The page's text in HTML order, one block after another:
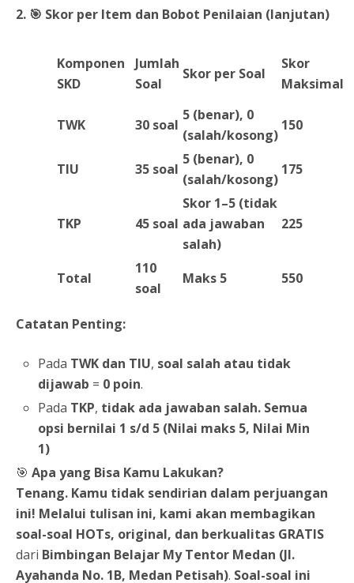
2. 🎯 Skor per Item dan Bobot Penilaian (lanjutan)
Komponen
SKD
Jumlah
Soal
Skor per Soal
Skor
Maksimal
TWK 30 soal
5 (benar), 0
(salah/kosong)
150
TIU 35 soal
5 (benar), 0
(salah/kosong)
175
TKP 45 soal
Skor 1–5 (tidak
ada jawaban
salah)
225
Total
110
soal
Maks 5 550
Catatan Penting:
Pada TWK dan TIU, soal salah atau tidak
dijawab = 0 poin.
Pada TKP, tidak ada jawaban salah. Semua
opsi bernilai 1 s/d 5 (Nilai maks 5, Nilai Min
1)
🎯 Apa yang Bisa Kamu Lakukan?
Tenang. Kamu tidak sendirian dalam perjuangan
ini! Melalui tulisan ini, kami akan membagikan
soal-soal HOTs, original, dan berkualitas GRATIS
dari Bimbingan Belajar My Tentor Medan (Jl.
Ayahanda No. 1B, Medan Petisah). Soal-soal ini